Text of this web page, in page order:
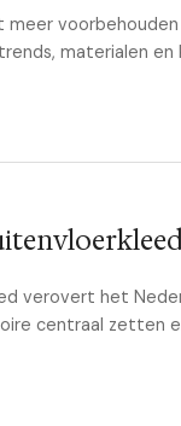
meer
materialen en
verovert het
centraal zetten